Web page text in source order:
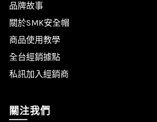
品牌故事
關於SMK安全帽
商品使用教學
全台經銷據點
私訊加入經銷商
關注我們